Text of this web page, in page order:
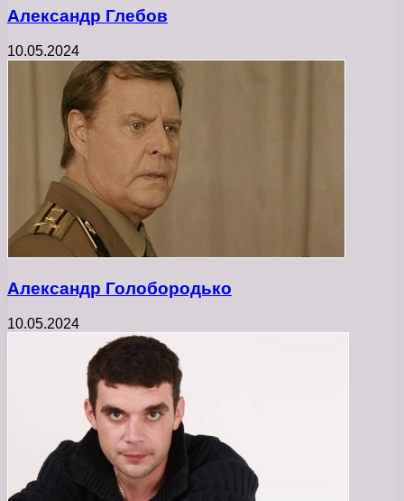
Александр Глебов
10.05.2024
Александр Голобородько
10.05.2024